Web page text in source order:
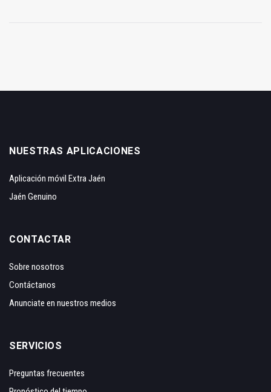
NUESTRAS APLICACIONES
Aplicación móvil Extra Jaén
Jaén Genuino
CONTACTAR
Sobre nosotros
Contáctanos
Anunciate en nuestros medios
SERVICIOS
Preguntas frecuentes